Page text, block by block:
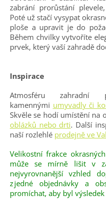
zabrání prorůstání
Poté už stačí vysypat
ploše a upravit je do
Během chvilky vytvoříte
prvek, který vaší zahradě
Inspirace
Atmosféru zahradní
kamennými umyvadly či
Skvěle se hodí umístění na
oblázků nebo drti. Další
naší rozlehlé prodejně ve
Velikostní frakce
může se mírně lišit v
nejvyrovnanější vzhled
z jedné objednávky a
promíchat, aby byl